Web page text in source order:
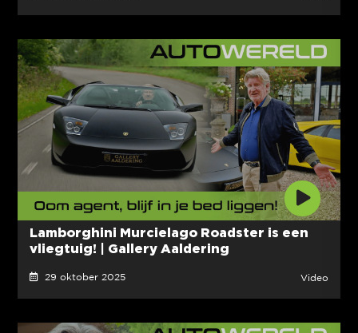
Lamborghini Murcielago Roadster is een
vliegtuig! | Gallery Aaldering
29 oktober 2025 Video